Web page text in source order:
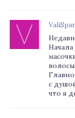
Начала
с
что я